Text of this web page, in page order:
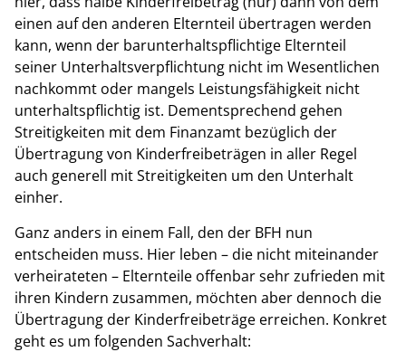
einen auf den anderen Elternteil übertragen werden
kann, wenn der barunterhaltspflichtige Elternteil
seiner Unterhaltsverpflichtung nicht im Wesentlichen
nachkommt oder mangels Leistungsfähigkeit nicht
unterhaltspflichtig ist. Dementsprechend gehen
Streitigkeiten mit dem Finanzamt bezüglich der
Übertragung von Kinderfreibeträgen in aller Regel
auch generell mit Streitigkeiten um den Unterhalt
einher.
Ganz anders in einem Fall, den der BFH nun
entscheiden muss. Hier leben – die nicht miteinander
verheirateten – Elternteile offenbar sehr zufrieden mit
ihren Kindern zusammen, möchten aber dennoch die
Übertragung der Kinderfreibeträge erreichen. Konkret
geht es um folgenden Sachverhalt: